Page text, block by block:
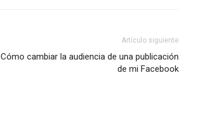
Artículo siguiente
Cómo cambiar la audiencia de una publicación
de mi Facebook